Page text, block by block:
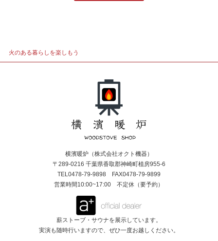
火のある暮らしを楽しもう
横濱暖炉（株式会社オクト機器）
〒289-0216 千葉県香取郡神崎町植房955-6
TEL0478-79-9898 FAX0478-79-9899
営業時間10:00~17:00 不定休（要予約）
薪ストーブ・サウナを展示しています。
実演も随時行いますので、ぜひ一度お越しください。